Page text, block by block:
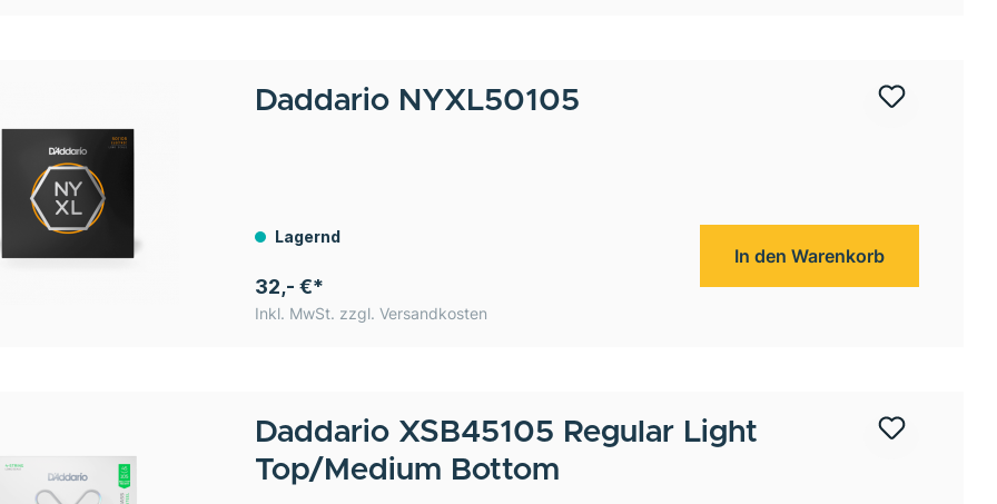
Daddario NYXL50105
Lagernd
32,- €*
Inkl. MwSt. zzgl. Versandkosten
In den Warenkorb
Daddario XSB45105 Regular Light
Top/Medium Bottom